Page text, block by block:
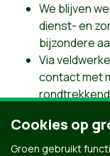
We blijven
dienst- en
bijzondere
Via
contact met
samenleving
Gent en bij
Cookies op
Groen gebruikt